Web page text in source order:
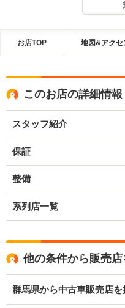
お店TOP 地図&アクセ
このお店の詳細情報
スタッフ紹介
保証
整備
系列店一覧
他の条件から販売
群馬県から中古車販売店を